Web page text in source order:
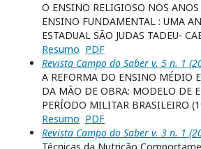
O ENSINO RELIGIOSO NOS
ENSINO FUNDAMENTAL : UMA
ESTADUAL SÃO JUDAS TADEU-
Resumo PDF
Revista Campo do Saber v. 5 n. 1
A REFORMA DO ENSINO MÉDIO
DA MÃO DE OBRA: MODELO DE
PERÍODO MILITAR BRASILEIRO
Resumo PDF
Revista Campo do Saber v. 3 n. 1